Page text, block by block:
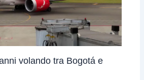
volando tra Bogotá e